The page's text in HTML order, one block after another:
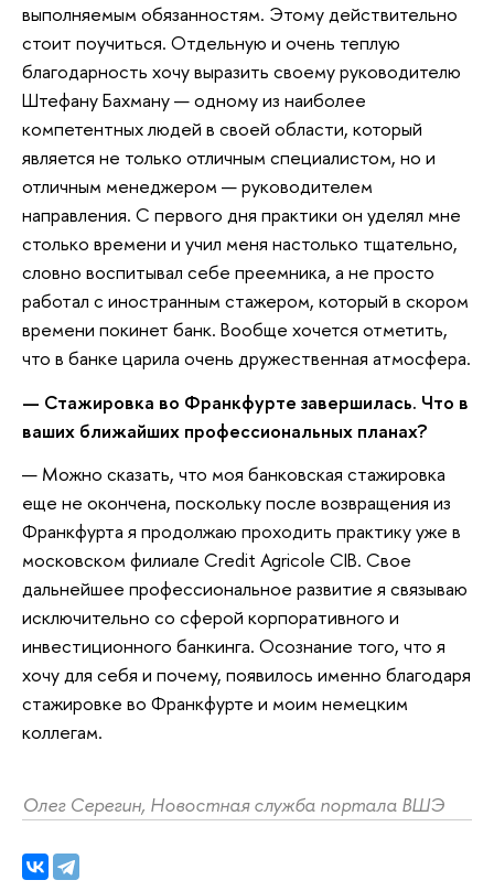
выполняемым обязанностям. Этому действительно
стоит поучиться. Отдельную и очень теплую
благодарность хочу выразить своему руководителю
Штефану Бахману — одному из наиболее
компетентных людей в своей области, который
является не только отличным специалистом, но и
отличным менеджером — руководителем
направления. С первого дня практики он уделял мне
столько времени и учил меня настолько тщательно,
словно воспитывал себе преемника, а не просто
работал с иностранным стажером, который в скором
времени покинет банк. Вообще хочется отметить,
что в банке царила очень дружественная атмосфера.
— Стажировка во Франкфурте завершилась. Что в
ваших ближайших профессиональных планах?
— Можно сказать, что моя банковская стажировка
еще не окончена, поскольку после возвращения из
Франкфурта я продолжаю проходить практику уже в
московском филиале Credit Agricole CIB. Свое
дальнейшее профессиональное развитие я связываю
исключительно со сферой корпоративного и
инвестиционного банкинга. Осознание того, что я
хочу для себя и почему, появилось именно благодаря
стажировке во Франкфурте и моим немецким
коллегам.
Олег Серегин, Новостная служба портала ВШЭ